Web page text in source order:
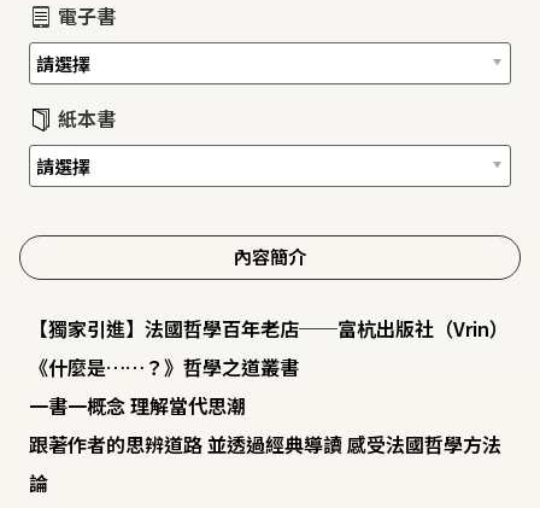
電子書
紙本書
內容簡介
【獨家引進】法國哲學百年老店──富杭出版社（Vrin）
《什麼是……？》哲學之道叢書
一書一概念 理解當代思潮
跟著作者的思辨道路 並透過經典導讀 感受法國哲學方法
論